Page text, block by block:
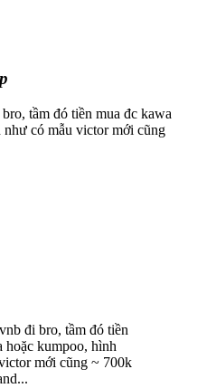
tầm đó tiền mua đc kawa
như có mẫu victor mới cũng
đi bro, tầm đó tiền
hoặc kumpoo, hình
mới cũng ~ 700k